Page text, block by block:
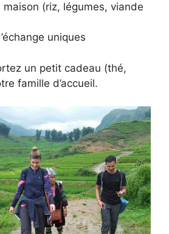
maison (riz, légumes, viande
uniques
un petit cadeau (thé,
famille d’accueil.